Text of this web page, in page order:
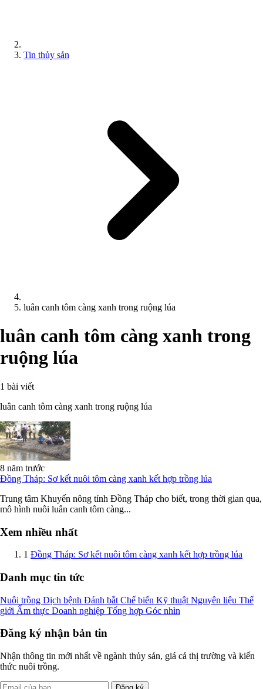
Tin thủy sản
luân canh tôm càng xanh trong ruộng lúa
luân canh tôm càng xanh trong
ruộng lúa
1 bài viết
luân canh tôm càng xanh trong ruộng lúa
8 năm trước
Đồng Tháp: Sơ kết nuôi tôm càng xanh kết hợp trồng lúa
Trung tâm Khuyến nông tỉnh Đồng Tháp cho biết, trong thời gian qua,
mô hình nuôi luân canh tôm càng...
Xem nhiều nhất
1 Đồng Tháp: Sơ kết nuôi tôm càng xanh kết hợp trồng lúa
Danh mục tin tức
Nuôi trồng Dịch bệnh Đánh bắt Chế biến Kỹ thuật Nguyên liệu Thế
giới Ẩm thực Doanh nghiệp Tổng hợp Góc nhìn
Đăng ký nhận bản tin
Nhận thông tin mới nhất về ngành thủy sản, giá cả thị trường và kiến
thức nuôi trồng.